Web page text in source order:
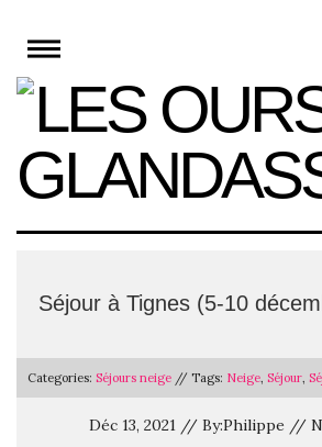
content
Séjour à Tignes (5-10
Categories: Séjours neige // Tags: Neige, Séjour,
Déc 13, 2021 // By:Philippe //